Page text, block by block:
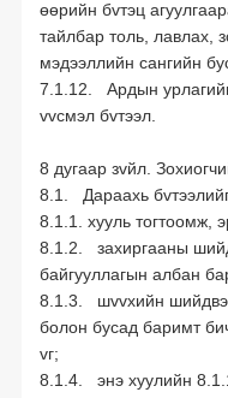
өөрийн бvтэц
тайлбар толь, лавлах,
мэдээллийн сангийн
7.1.12. Ардын урлагийн
vvсмэл бvтээл.
8 дугаар зvйл.
8.1. Дараахь
8.1.1. хууль тогтоомж,
8.1.2. захиргааны
байгууллагын албан
8.1.3. шvvхийн
болон бусад баримт
vг;
8.1.4. энэ хуулийн